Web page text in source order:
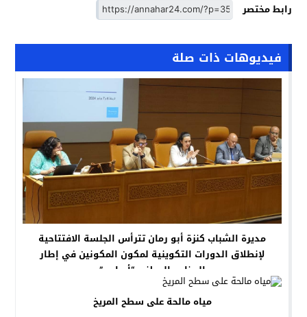
رابط مختصر
فيديوهات ذات صلة
مديرة الشباب كنزة أبو رمان تترأس الجلسة الافتتاحية
لإنطلاق الدورات التكوينية لمكون المكونين في إطار
البرنامج الوطني “أساس”
مياه مالحة على سطح المريخ